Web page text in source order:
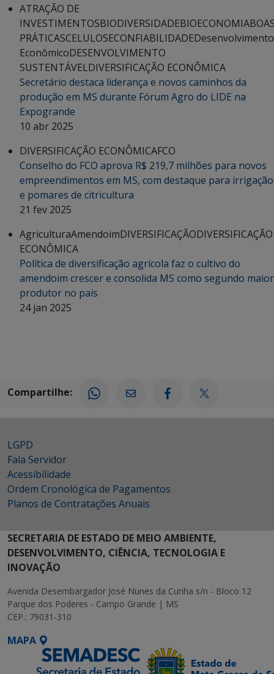
ATRAÇÃO DE
INVESTIMENTOSBIODIVERSIDADEBIOECONOMIA
PRÁTICASCELULOSECONFIABILIDADEDesenvolvimento
EconômicoDESENVOLVIMENTO
SUSTENTÁVELDIVERSIFICAÇÃO ECONÔMICA
Secretário destaca liderança e novos caminhos da
produção em MS durante Fórum Agro do LIDE na
Expogrande
10 abr 2025
DIVERSIFICAÇÃO ECONÔMICAFCO
Conselho do FCO aprova R$ 219,7 milhões para novos
empreendimentos em MS, com destaque para irrigação
e pomares de citricultura
21 fev 2025
AgriculturaAmendoimDIVERSIFICAÇÃODIVERSIFICAÇÃO
ECONÔMICA
Política de diversificação agrícola faz o cultivo do
amendoim crescer e consolida MS como segundo maior
produtor no país
24 jan 2025
Compartilhe:
LGPD
Fala Servidor
Acessibilidade
Ordem Cronológica de Pagamentos
Planos de Contratações Anuais
SECRETARIA DE ESTADO DE MEIO AMBIENTE,
DESENVOLVIMENTO, CIÊNCIA, TECNOLOGIA E
INOVAÇÃO
Avenida Desembargador José Nunes da Cunha s/n - Bloco 12
Parque dos Poderes - Campo Grande | MS
CEP.: 79031-310
MAPA